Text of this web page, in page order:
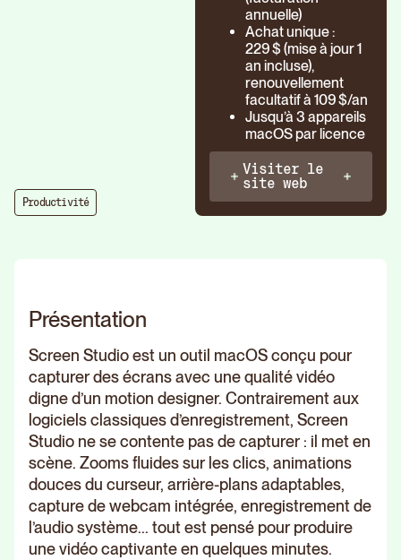
Productivité
annuelle)
Achat unique :
229 $ (mise à jour 1
an incluse),
renouvellement
facultatif à 109 $/an
Jusqu’à 3 appareils
macOS par licence
Visiter le
site web
Présentation
Screen Studio est un outil macOS conçu pour
capturer des écrans avec une qualité vidéo
digne d’un motion designer. Contrairement aux
logiciels classiques d’enregistrement, Screen
Studio ne se contente pas de capturer : il met en
scène. Zooms fluides sur les clics, animations
douces du curseur, arrière-plans adaptables,
capture de webcam intégrée, enregistrement de
l’audio système... tout est pensé pour produire
une vidéo captivante en quelques minutes.